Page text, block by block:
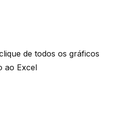
de todos os gráficos
ao Excel